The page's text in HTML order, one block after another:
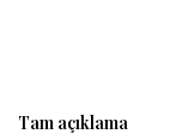
Tam açıklama